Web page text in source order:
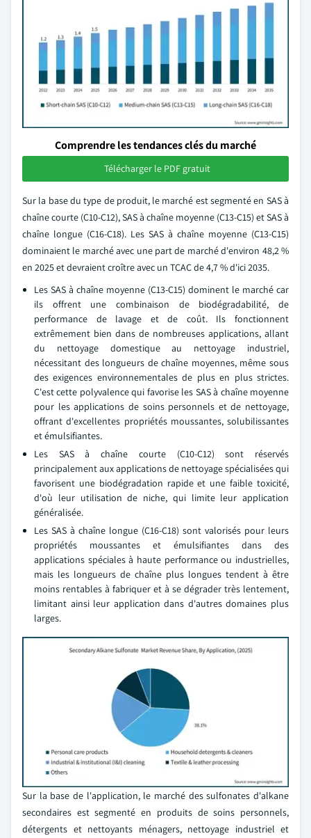
Comprendre les tendances clés du marché
Télécharger le PDF gratuit
Sur la base du type de produit, le marché est segmenté en SAS à
chaîne courte (C10-C12), SAS à chaîne moyenne (C13-C15) et SAS à
chaîne longue (C16-C18). Les SAS à chaîne moyenne (C13-C15)
dominaient le marché avec une part de marché d'environ 48,2 %
en 2025 et devraient croître avec un TCAC de 4,7 % d'ici 2035.
Les SAS à chaîne moyenne (C13-C15) dominent le marché car
ils offrent une combinaison de biodégradabilité, de
performance de lavage et de coût. Ils fonctionnent
extrêmement bien dans de nombreuses applications, allant
du nettoyage domestique au nettoyage industriel,
nécessitant des longueurs de chaîne moyennes, même sous
des exigences environnementales de plus en plus strictes.
C'est cette polyvalence qui favorise les SAS à chaîne moyenne
pour les applications de soins personnels et de nettoyage,
offrant d'excellentes propriétés moussantes, solubilissantes
et émulsifiantes.
Les SAS à chaîne courte (C10-C12) sont réservés
principalement aux applications de nettoyage spécialisées qui
favorisent une biodégradation rapide et une faible toxicité,
d'où leur utilisation de niche, qui limite leur application
généralisée.
Les SAS à chaîne longue (C16-C18) sont valorisés pour leurs
propriétés moussantes et émulsifiantes dans des
applications spéciales à haute performance ou industrielles,
mais les longueurs de chaîne plus longues tendent à être
moins rentables à fabriquer et à se dégrader très lentement,
limitant ainsi leur application dans d'autres domaines plus
larges.
Sur la base de l'application, le marché des sulfonates d'alkane
secondaires est segmenté en produits de soins personnels,
détergents et nettoyants ménagers, nettoyage industriel et